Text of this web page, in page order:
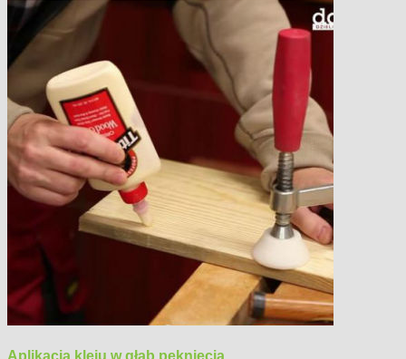
Aplikacja kleju w głąb pęknięcia